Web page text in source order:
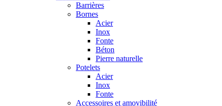
Barrières
Bornes
Acier
Inox
Fonte
Béton
Pierre naturelle
Potelets
Acier
Inox
Fonte
Accessoires et amovibilité